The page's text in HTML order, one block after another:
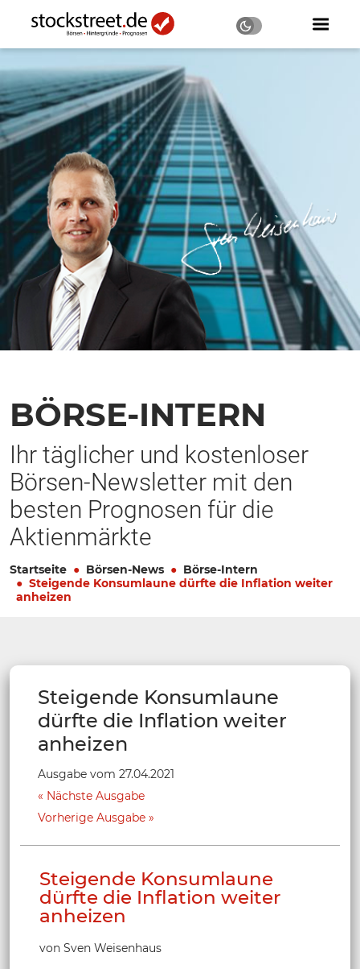
BÖRSE-INTERN
Ihr täglicher und kostenloser
Börsen-Newsletter mit den
besten Prognosen für die
Aktienmärkte
Startseite Börsen-News
Börse-Intern
Steigende Konsumlaune dürfte die Inflation weiter
anheizen
Steigende Konsumlaune
dürfte die Inflation weiter
anheizen
Ausgabe vom 27.04.2021
Nächste Ausgabe
Vorherige Ausgabe
Steigende Konsumlaune
dürfte die Inflation weiter
anheizen
von Sven Weisenhaus